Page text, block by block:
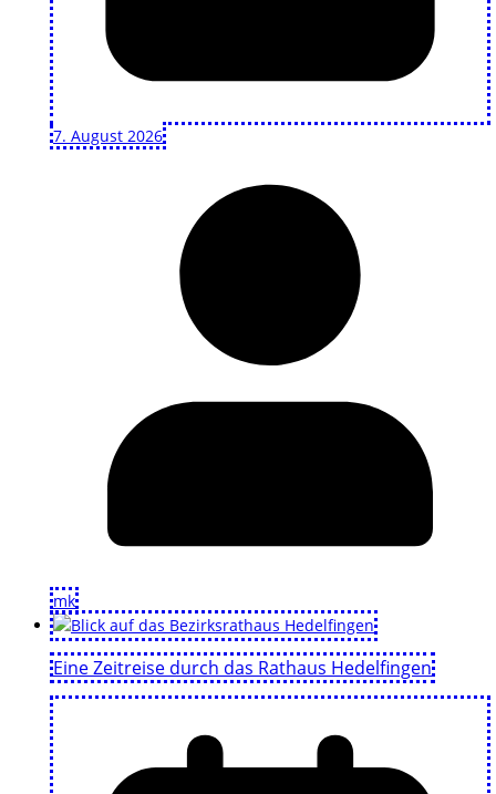
7. August 2026
mk
Eine Zeitreise durch das Rathaus Hedelfingen